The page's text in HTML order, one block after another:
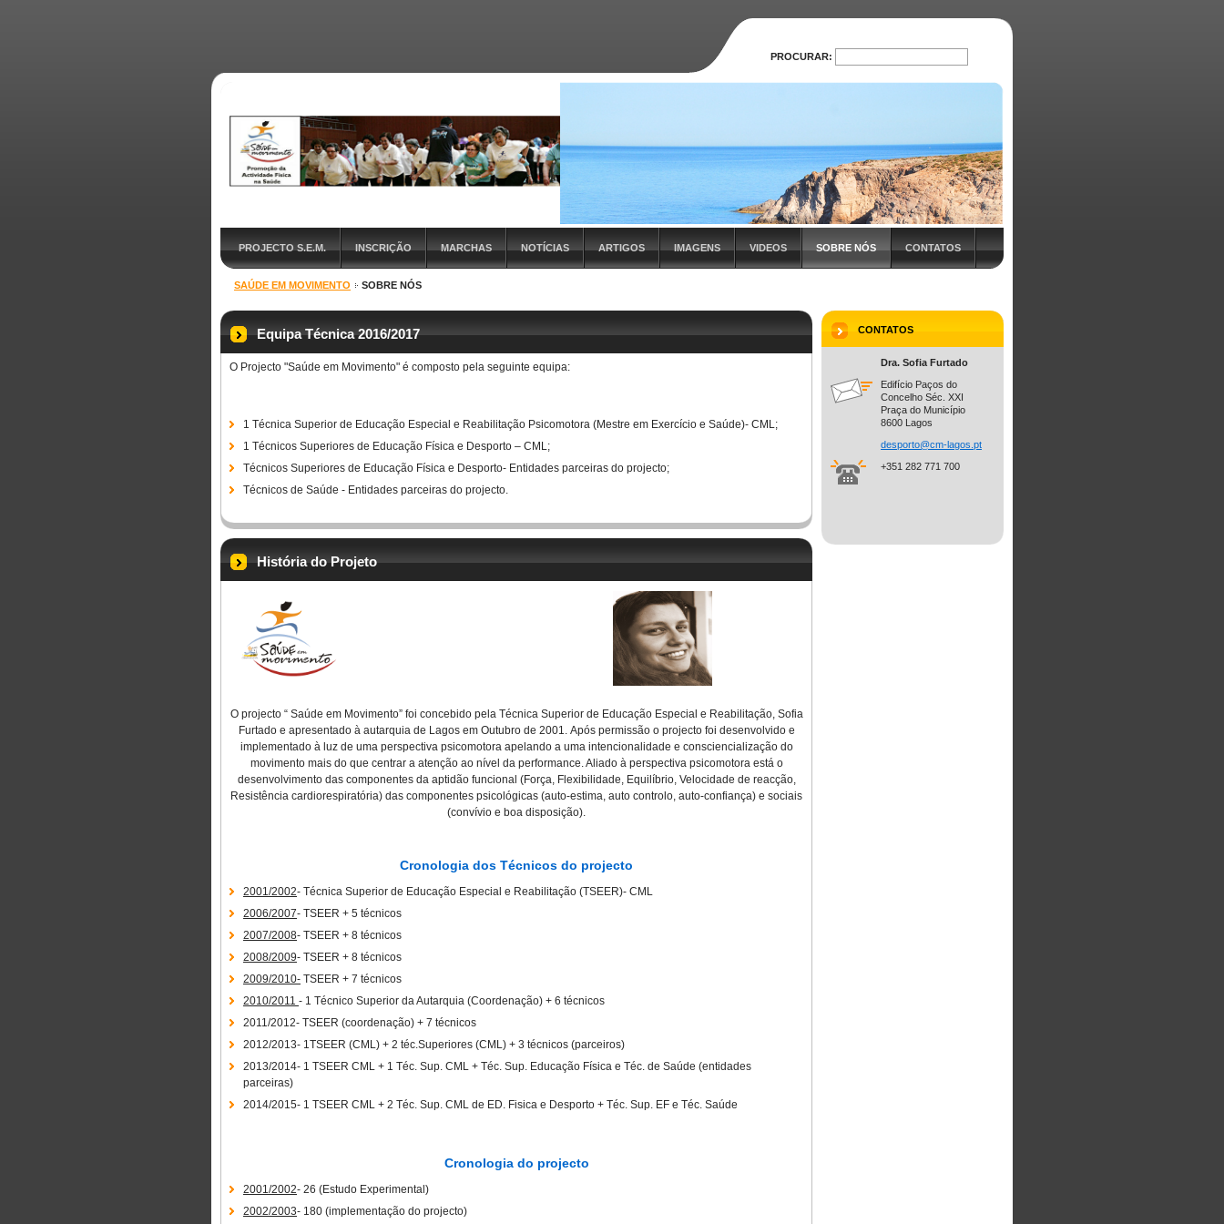
PROJECTO S.E.M. INSCRIÇÃO MARCHAS NOTÍCIAS ARTIGOS IMAGENS VIDEOS SOBRE NÓS CONTATOS
SAÚDE EM MOVIMENTO SOBRE NÓS
Equipa Técnica 2016/2017
O Projecto "Saúde em Movimento" é composto pela seguinte equipa:
1 Técnica Superior de Educação Especial e Reabilitação Psicomotora (Mestre em Exercício e Saúde)- CML;
1 Técnicos Superiores de Educação Física e Desporto – CML;
Técnicos Superiores de Educação Física e Desporto- Entidades parceiras do projecto;
Técnicos de Saúde - Entidades parceiras do projecto.
História do Projeto
O projecto “ Saúde em Movimento” foi concebido pela Técnica Superior de Educação Especial e Reabilitação, Sofia
Furtado e apresentado à autarquia de Lagos em Outubro de 2001. Após permissão o projecto foi desenvolvido e
implementado à luz de uma perspectiva psicomotora apelando a uma intencionalidade e consciencialização do
movimento mais do que centrar a atenção ao nível da performance. Aliado à perspectiva psicomotora está o
desenvolvimento das componentes da aptidão funcional (Força, Flexibilidade, Equilíbrio, Velocidade de reacção,
Resistência cardiorespiratória) das componentes psicológicas (auto-estima, auto controlo, auto-confiança) e sociais
(convívio e boa disposição).
Cronologia dos Técnicos do projecto
2001/2002- Técnica Superior de Educação Especial e Reabilitação (TSEER)- CML
2006/2007- TSEER + 5 técnicos
2007/2008- TSEER + 8 técnicos
2008/2009- TSEER + 8 técnicos
2009/2010- TSEER + 7 técnicos
2010/2011 - 1 Técnico Superior da Autarquia (Coordenação) + 6 técnicos
2011/2012- TSEER (coordenação) + 7 técnicos
2012/2013- 1TSEER (CML) + 2 téc.Superiores (CML) + 3 técnicos (parceiros)
2013/2014- 1 TSEER CML + 1 Téc. Sup. CML + Téc. Sup. Educação Física e Téc. de Saúde (entidades
parceiras)
2014/2015- 1 TSEER CML + 2 Téc. Sup. CML de ED. Fisica e Desporto + Téc. Sup. EF e Téc. Saúde
Cronologia do projecto
2001/2002- 26 (Estudo Experimental)
2002/2003- 180 (implementação do projecto)
CONTATOS
Dra. Sofia Furtado
Edifício Paços do
Concelho Séc. XXI
Praça do Município
8600 Lagos
desporto@cm-lagos.pt
+351 282 771 700
PROCURAR: